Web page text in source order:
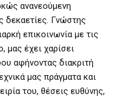
ανανεούμενη
δεκαετίες. Γνώστης
επικοινωνία με τις
μας έχει χαρίσει
αφήνοντας διακριτή
μας πράγματα και
του, θέσεις ευθύνης,